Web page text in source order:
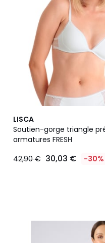
LISCA
Soutien-gorge triangle
armatures FRESH
42,90 € 30,03 € -30%
2
Couleurs